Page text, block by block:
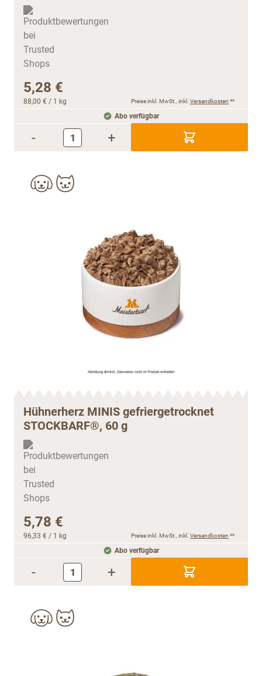
5,28 €
88,00 € / 1 kg Preise inkl. MwSt., inkl. Versandkosten **
Abo verfügbar
- +
Hühnerherz MINIS gefriergetrocknet
STOCKBARF®, 60 g
5,78 €
96,33 € / 1 kg Preise inkl. MwSt., inkl. Versandkosten **
Abo verfügbar
- +